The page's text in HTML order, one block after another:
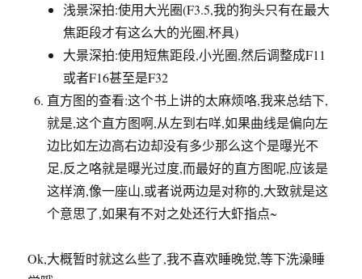
就是,这个直方图啊,从左到右咩,如果曲线是偏向左
边比如左边高右边却没有多少那么这个是曝光不
足,反之咯就是曝光过度,而最好的直方图呢,应该是
这样滴,像一座山,或者说两边是对称的,大致就是这
个意思了,如果有不对之处还行大虾指点~
Ok,大概暂时就这么些了,我不喜欢睡晚觉,等下洗澡睡
觉哦~
作whidy
发
2010 年 8 月 17 日
分
兴趣、摄影
标
教程
门